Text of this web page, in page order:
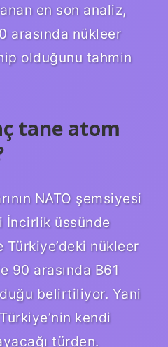
en son analiz,
arasında nükleer
olduğunu tahmin
tane atom
NATO şemsiyesi
İncirlik üssünde
Türkiye’deki nükleer
90 arasında B61
belirtiliyor. Yani
kendi
türden.